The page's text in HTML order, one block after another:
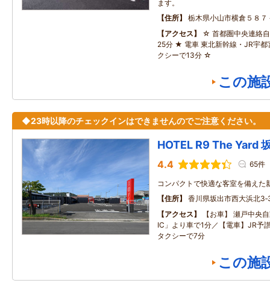
ます。
住所
栃木県小山市横倉５８７
アクセス
☆ 首都圏中央連絡
25分 ★ 電車 東北新幹線・JR宇都
クシーで13分 ☆
この施
◆23時以降のチェックインはできませんのでご注意ください。
HOTEL R9 The Yard
4.4 65件
コンパクトで快適な客室を備えた
住所
香川県坂出市西大浜北
アクセス
【お車】 瀬戸中央
IC」より車で1分／【電車】JR予
タクシーで7分
この施